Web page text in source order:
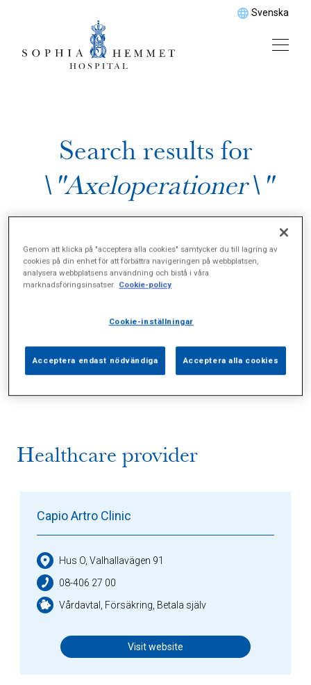
Svenska
Search results for
\"Axeloperationer\"
Alla (2) Vårdgivare (1) Specialister (0)
Sidor (0) Press (0) Sophianytt (0)
Healthcare provider
Capio Artro Clinic
Hus O, Valhallavägen 91
08-406 27 00
Vårdavtal, Försäkring, Betala själv
Visit website
Genom att klicka på "acceptera alla cookies" samtycker du till lagring av
cookies på din enhet för att förbättra navigeringen på webbplatsen,
analysera webbplatsens användning och bistå i våra
marknadsföringsinsatser. Cookie-policy
Cookie-inställningar
Acceptera endast nödvändiga Acceptera alla cookies